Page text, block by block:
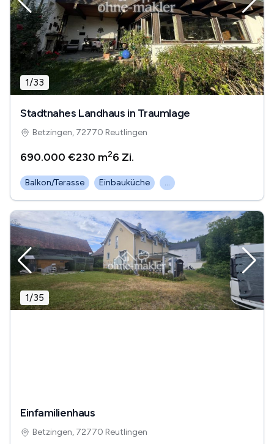
1/33
Stadtnahes Landhaus in Traumlage
Betzingen, 72770 Reutlingen
690.000 €230 m26 Zi.
Balkon/Terasse Einbauküche ...
1/35
Einfamilienhaus
Betzingen, 72770 Reutlingen